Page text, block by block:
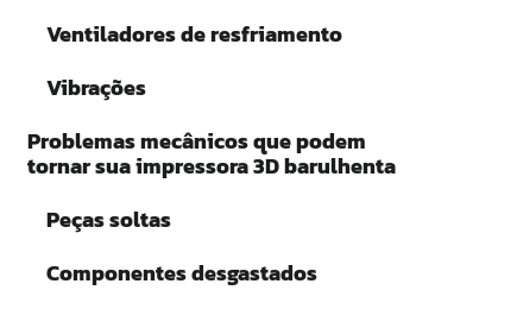
Ventiladores de resfriamento
Vibrações
Problemas mecânicos que podem
tornar sua impressora 3D barulhenta
Peças soltas
Componentes desgastados